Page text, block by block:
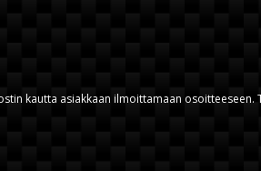
kautta asiakkaan ilmoittamaan osoitteeseen.